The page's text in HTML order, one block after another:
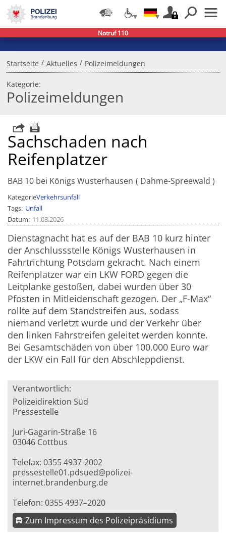
Startseite / Aktuelles / Polizeimeldungen
Kategorie:
Polizeimeldungen
Sachschaden nach
Reifenplatzer
BAB 10 bei Königs Wusterhausen Dahme-Spreewald
KategorieVerkehrsunfall
Tags Unfall
Datum 11.03.2026
Dienstagnacht hat es auf der BAB 10 kurz hinter
der Anschlussstelle Königs Wusterhausen in
Fahrtrichtung Potsdam gekracht. Nach einem
Reifenplatzer war ein LKW FORD gegen die
Leitplanke gestoßen, dabei wurden über 30
Pfosten in Mitleidenschaft gezogen. Der „F-Max“
rollte auf dem Standstreifen aus, sodass
niemand verletzt wurde und der Verkehr über
den linken Fahrstreifen geleitet werden konnte.
Bei Gesamtschäden von über 100.000 Euro war
der LKW ein Fall für den Abschleppdienst.
Verantwortlich:
Polizeidirektion Süd
Pressestelle
Juri-Gagarin-Straße 16
03046 Cottbus
Telefax: 0355 4937-2002
pressestelle01.pdsued@polizei-
internet.brandenburg.de
Telefon: 0355 4937–2020
Zum Impressum des Polizeipräsidiums
Notruf 110